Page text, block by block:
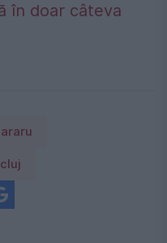
în doar câteva